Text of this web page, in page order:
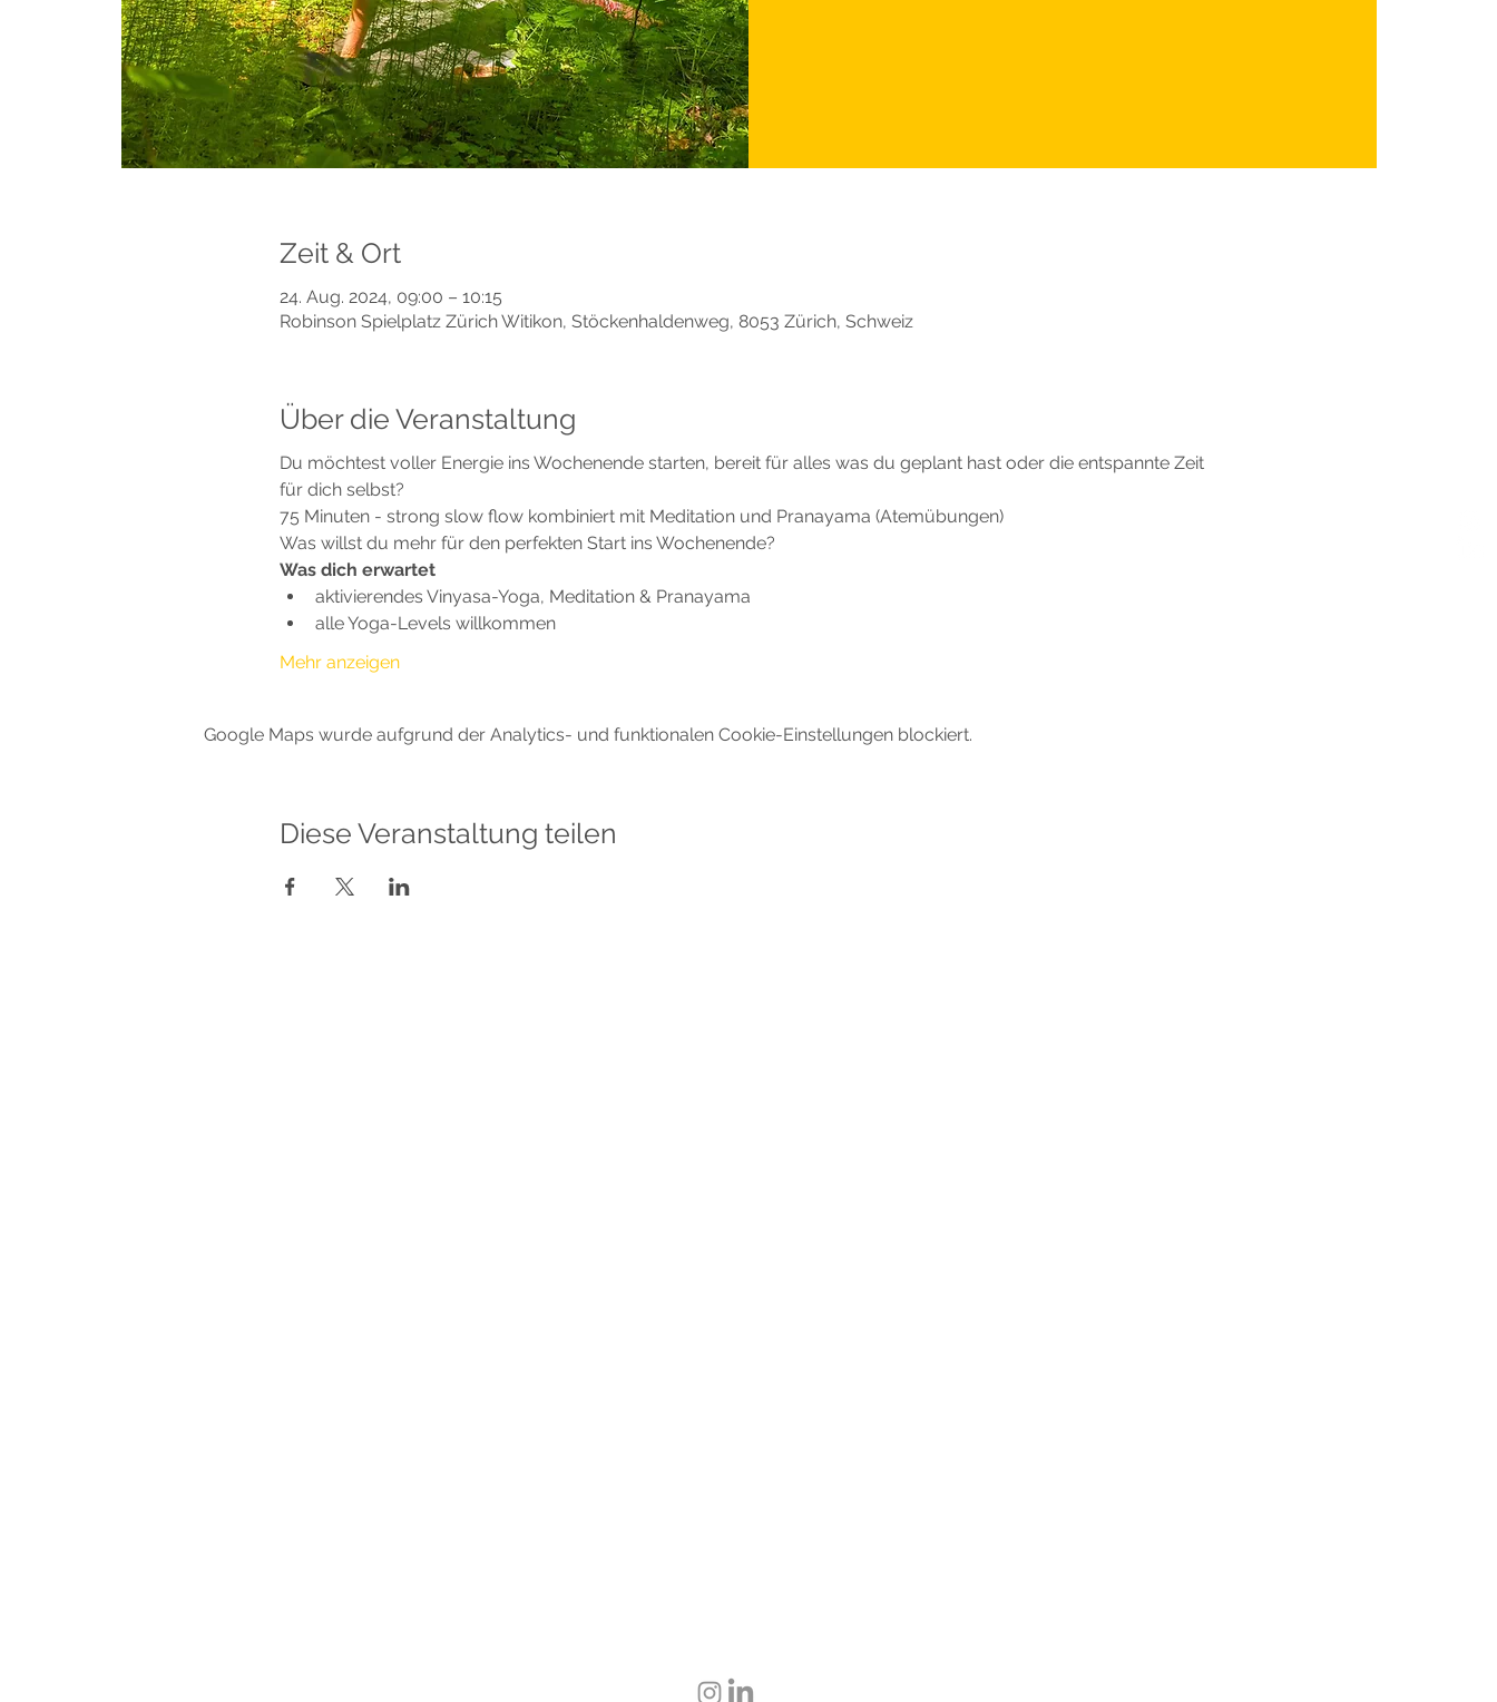
Zeit & Ort
24. Aug. 2024, 09:00 – 10:15
Robinson Spielplatz Zürich Witikon, Stöckenhaldenweg, 8053 Zürich, Schweiz
Über die Veranstaltung
Du möchtest voller Energie ins Wochenende starten, bereit für alles was du geplant hast oder die entspannte Zeit
für dich selbst?
75 Minuten - strong slow flow kombiniert mit Meditation und Pranayama (Atemübungen)
Was willst du mehr für den perfekten Start ins Wochenende?
Was dich erwartet
aktivierendes Vinyasa-Yoga, Meditation & Pranayama
alle Yoga-Levels willkommen
Mehr anzeigen
Google Maps wurde aufgrund der Analytics- und funktionalen Cookie-Einstellungen blockiert.
Diese Veranstaltung teilen